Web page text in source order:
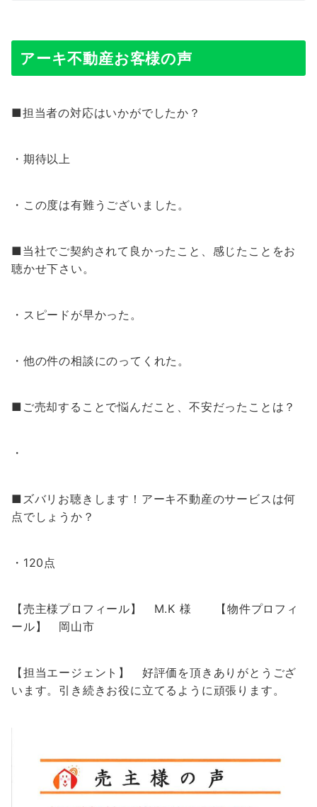
アーキ不動産お客様の声
■担当者の対応はいかがでしたか？
・期待以上
・この度は有難うございました。
■当社でご契約されて良かったこと、感じたことをお
聴かせ下さい。
・スピードが早かった。
・他の件の相談にのってくれた。
■ご売却することで悩んだこと、不安だったことは？
・
■ズバリお聴きします！アーキ不動産のサービスは何
点でしょうか？
・120点
【売主様プロフィール】 M.K 様 【物件プロフィ
ール】 岡山市
【担当エージェント】 好評価を頂きありがとうござ
います。引き続きお役に立てるように頑張ります。